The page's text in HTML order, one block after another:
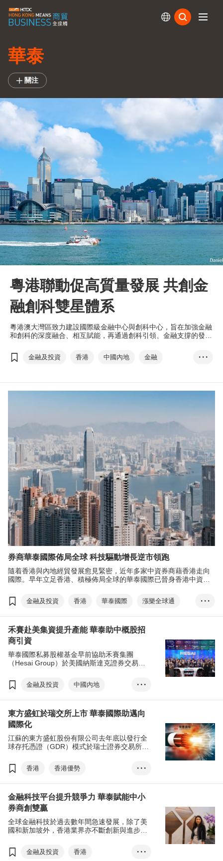
華泰
關注
粵港聯動促高質量發展 共創金
融創科雙星體系
粵港澳大灣區致力建設國際級金融中心與創科中心，旨在加強金融
和創科的深度融合、相互賦能，再通過創科引領、金融支撐的發展
金融及投資 香港 中國內地
金融
• • •
券商華泰國際佈局全球 科技驅動增長逆市領跑
隨着香港與內地經貿發展愈見緊密，近年多家中資券商藉香港走向
國際。早年立足香港、積極佈局全球的華泰國際已晉身香港中資券
金融及投資 香港 華泰國際
漲樂全球通
創科
雙循環
信息技術
數碼化轉型全球存托憑證
ESG
推動高貿量發展•香港論壇
• • •
禾賽赴美集資提升產能 華泰助中概股招
商引資
華泰國際私募股權基金早前協助禾賽集團
（Hesai Group）於美國納斯達克證券交易所
的中國激光雷達企業。
金融及投資
中國內地
納斯達克證券交易所
國內國際雙循環
激光雷達
無人駕駛
推動高質量發展•香港論壇
• • •
東方盛虹於瑞交所上市 華泰國際助邁向
國際化
江蘇的東方盛虹股份有限公司去年底以發行全
球存托憑證（GDR）模式於瑞士證券交易所
億港元），成為去年融資規模最大的GDR項
目。
香港
香港優勢
瑞士證券交易所
國內國際雙循環
東方盛虹
華泰國際
GDR
滬倫通
高質量發展•香港論壇
• • •
金融科技平台提升競爭力 華泰賦能中小
券商創雙贏
全球金融科技於過去數年間急速發展，除了美
國和新加坡外，香港業界亦不斷創新與進步，
金融及投資
香港
• • •